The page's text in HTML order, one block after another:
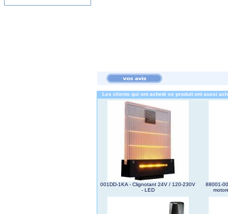
Les clients qui ont acheté ce produit ont aussi
001DD-1KA - Clignotant 24V / 120-230V
- LED
88001-